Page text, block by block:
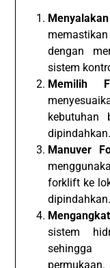
dengan
sistem
Memilih
kebutuhan
dipindahkan.
Manuver
forklift ke
dipindahkan.
sistem
permukaan.